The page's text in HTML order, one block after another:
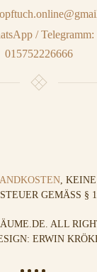
/ Telegramm:
015752226666
,
GEMÄSS §
ALL
ERWIN